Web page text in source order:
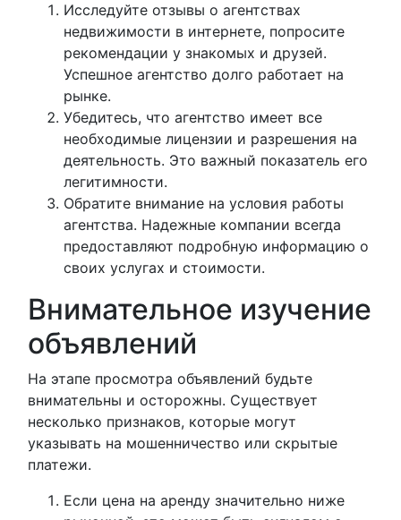
Исследуйте отзывы о агентствах
недвижимости в интернете, попросите
рекомендации у знакомых и друзей.
Успешное агентство долго работает на
рынке.
Убедитесь, что агентство имеет все
необходимые лицензии и разрешения на
деятельность. Это важный показатель его
легитимности.
Обратите внимание на условия работы
агентства. Надежные компании всегда
предоставляют подробную информацию о
своих услугах и стоимости.
Внимательное изучение
объявлений
На этапе просмотра объявлений будьте
внимательны и осторожны. Существует
несколько признаков, которые могут
указывать на мошенничество или скрытые
платежи.
Если цена на аренду значительно ниже